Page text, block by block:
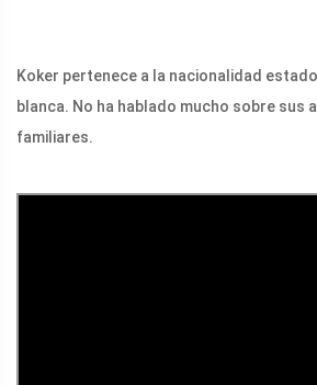
Koker pertenece a la nacionalidad
blanca. No ha hablado mucho sobre sus
familiares.